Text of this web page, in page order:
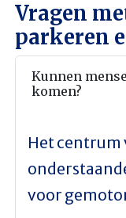
Vragen
parkeren
Kunnen
komen?
Het centrum
voor